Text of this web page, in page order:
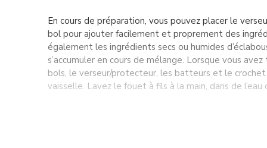
En cours de préparation, vous pouvez placer le
bol pour ajouter facilement et proprement des
également les ingrédients secs ou humides
s’accumuler en cours de mélange. Lorsque vous
bols, le verseur/protecteur, les batteurs et le
vaisselle. Lavez le fouet à fils à la main, dans de